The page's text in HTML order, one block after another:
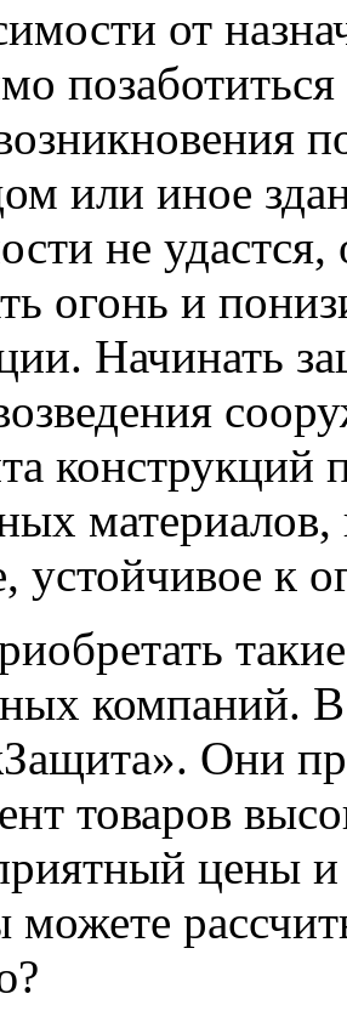
от
или иное
не
огонь и
Начинать
устойчивое к
компаний.
Они
товаров
цены